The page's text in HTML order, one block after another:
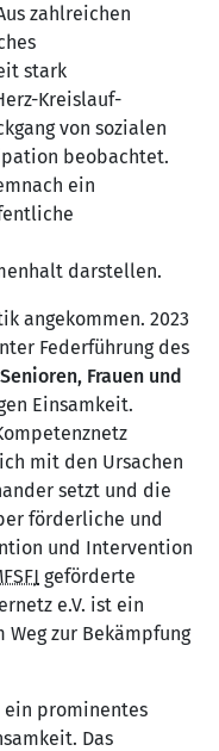
zahlreichen
stark
Kreislauf-
von sozialen
beobachtet.
ein
darstellen.
angekommen. 2023
Federführung des
Frauen und
Einsamkeit.
mit den Ursachen
setzt und die
förderliche und
und Intervention
geförderte
e.V. ist ein
zur Bekämpfung
ein prominentes
Das